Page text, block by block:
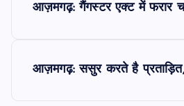
आज़मगढ़: गैंगस्टर एक्ट में फरार
आज़मगढ़: ससुर करते है